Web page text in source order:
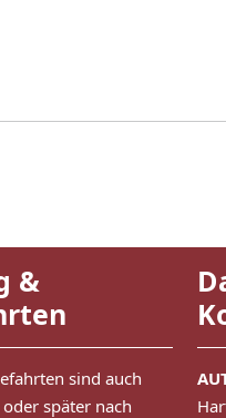
&
sind auch
später nach